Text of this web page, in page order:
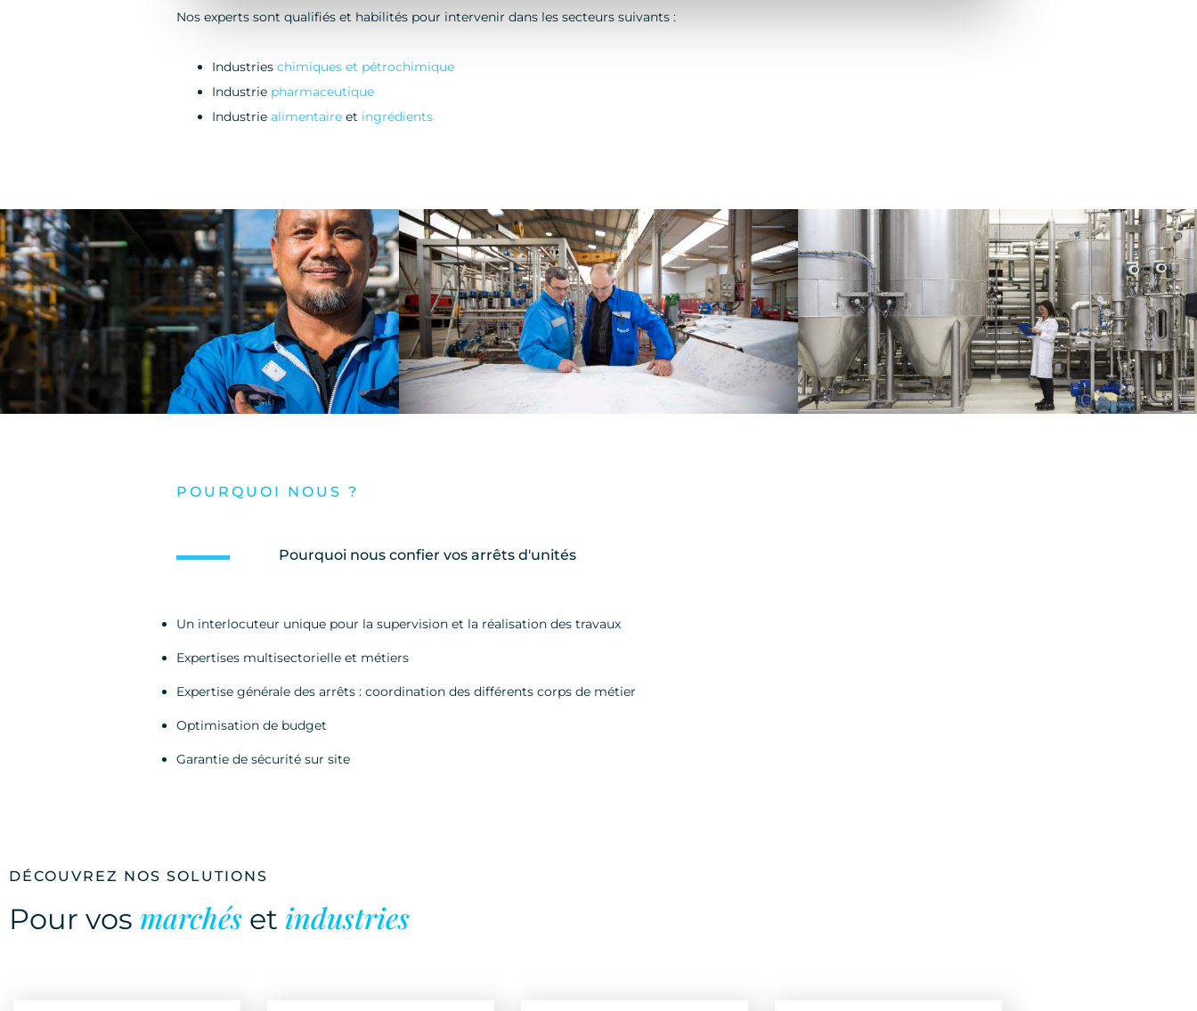
Nos experts sont qualifiés et habilités pour intervenir dans les secteurs suivants :
Industrieschimiques et pétrochimique
Industrie pharmaceutique
Industriealimentaire et ingrédients
POURQUOI NOUS ?
Pourquoi nous confier vos arrêts d'unités
Un interlocuteur unique pour la supervision et la réalisation des travaux
Expertises multisectorielle et métiers
Expertise générale des arrêts : coordination des différents corps de métier
Optimisation de budget
Garantie de sécurité sur site
DÉCOUVREZ NOS SOLUTIONS
Pour vos marchés et industries